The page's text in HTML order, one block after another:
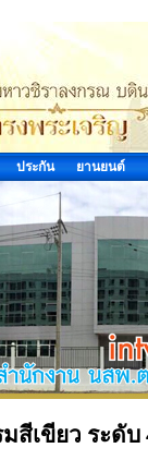
ประกัน ยานยนต์
สีเขียว ระดั